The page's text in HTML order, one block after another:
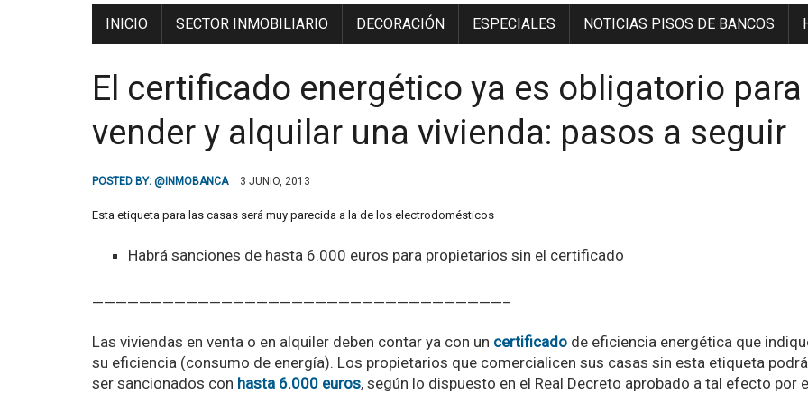
INICIO SECTOR INMOBILIARIO DECORACIÓN ESPECIALES NOTICIAS PISOS DE BANCOS
El certificado energético ya es obligatorio para
vender y alquilar una vivienda: pasos a seguir
POSTED BY: @INMOBANCA 3 JUNIO, 2013
Esta etiqueta para las casas será muy parecida a la de los electrodomésticos
Habrá sanciones de hasta 6.000 euros para propietarios sin el certificado
———————————————————————————————————–
Las viviendas en venta o en alquiler deben contar ya con un certificado de eficiencia energética que
su eficiencia (consumo de energía). Los propietarios que comercialicen sus casas sin esta etiqueta
ser sancionados con hasta 6.000 euros, según lo dispuesto en el Real Decreto aprobado a tal efecto por